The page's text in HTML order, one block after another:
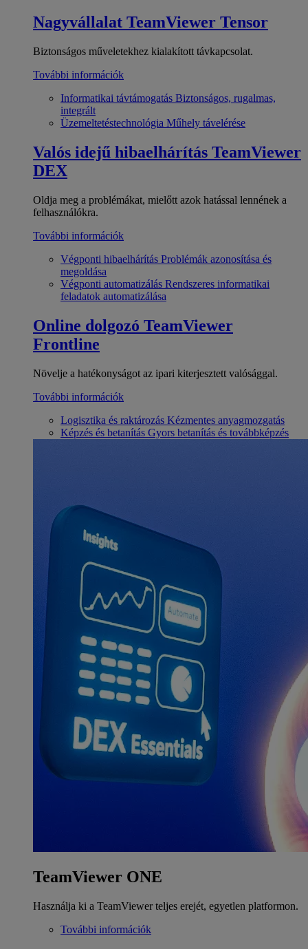
Nagyvállalat TeamViewer Tensor
Biztonságos műveletekhez kialakított távkapcsolat.
További információk
Informatikai távtámogatás Biztonságos, rugalmas,
integrált
Üzemeltetéstechnológia Műhely távelérése
Valós idejű hibaelhárítás TeamViewer
DEX
Oldja meg a problémákat, mielőtt azok hatással lennének a
felhasználókra.
További információk
Végponti hibaelhárítás Problémák azonosítása és
megoldása
Végponti automatizálás Rendszeres informatikai
feladatok automatizálása
Online dolgozó TeamViewer
Frontline
Növelje a hatékonyságot az ipari kiterjesztett valósággal.
További információk
Logisztika és raktározás Kézmentes anyagmozgatás
Képzés és betanítás Gyors betanítás és továbbképzés
TeamViewer ONE
Használja ki a TeamViewer teljes erejét, egyetlen platformon.
További információk